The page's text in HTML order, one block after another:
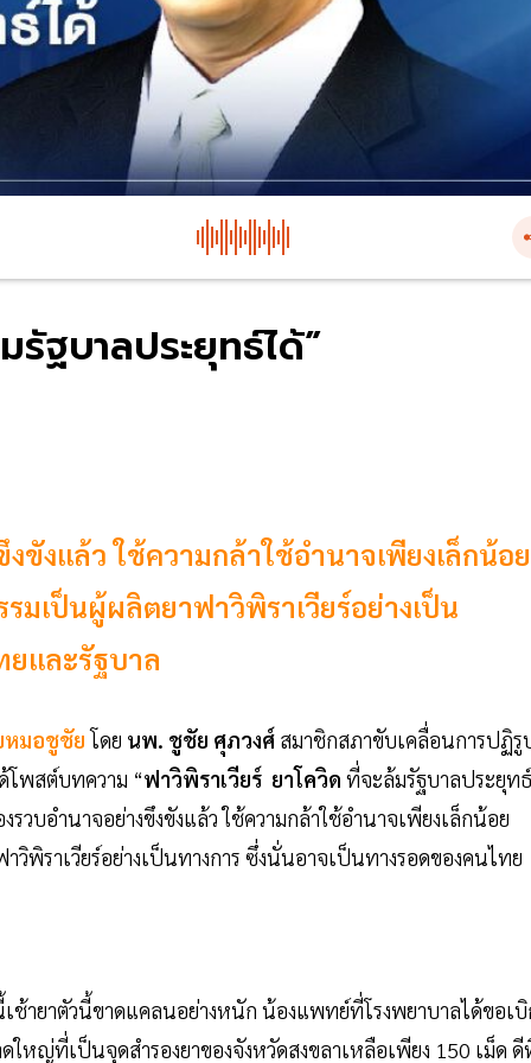
ฐบาลประยุทธ์ได้”
ขังแล้ว ใช้ความกล้าใช้อำนาจเพียงเล็กน้อย
มเป็นผู้ผลิตยาฟาวิพิราเวียร์อย่างเป็น
ยและรัฐบาล
หมอชูชัยโดย นพ. ชูชัย ศุภวงศ์ สมาชิกสภาขับเคลื่อนการปฏิรู
พสต์บทความ “ฟาวิพิราเวียร์ ยาโควิด ที่จะล้มรัฐบาลประยุทธ์
รวบอำนาจอย่างขึงขังแล้ว ใช้ความกล้าใช้อำนาจเพียงเล็กน้อย
พิราเวียร์อย่างเป็นทางการ ซึ่งนั่นอาจเป็นทางรอดของคนไทย
ช้ายาตัวนี้ขาดแคลนอย่างหนัก น้องแพทย์ที่โรงพยาบาลได้ขอเ
หญ่ที่เป็นจุดสำรองยาของจังหวัดสงขลาเหลือเพียง 150 เม็ด